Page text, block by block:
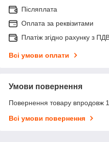
Післяплата
Оплата за реквізитами
Платіж згідно рахунку з
Всі умови оплати
Умови повернення
Повернення товару впродовж
Всі умови повернення